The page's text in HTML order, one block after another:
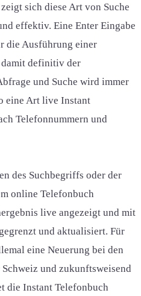
sich diese Art von Suche
effektiv. Eine Enter Eingabe
die Ausführung einer
damit definitiv der
und Suche wird immer
eine Art live Instant
Telefonnummern und
des Suchbegriffs oder der
online Telefonbuch
live angezeigt und mit
und aktualisiert. Für
eine Neuerung bei den
und zukunftsweisend
die Instant Telefonbuch